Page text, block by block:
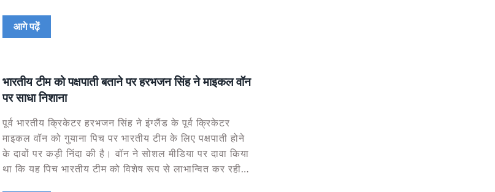
आगे पढ़ें
भारतीय टीम को पक्षपाती बताने पर हरभजन सिंह ने माइकल वॉन
पर साधा निशाना
पूर्व भारतीय क्रिकेटर हरभजन सिंह ने इंग्लैंड के पूर्व क्रिकेटर
माइकल वॉन को गुयाना पिच पर भारतीय टीम के लिए पक्षपाती होने
के दावों पर कड़ी निंदा की है। वॉन ने सोशल मीडिया पर दावा किया
था कि यह पिच भारतीय टीम को विशेष रूप से लाभान्वित कर रही